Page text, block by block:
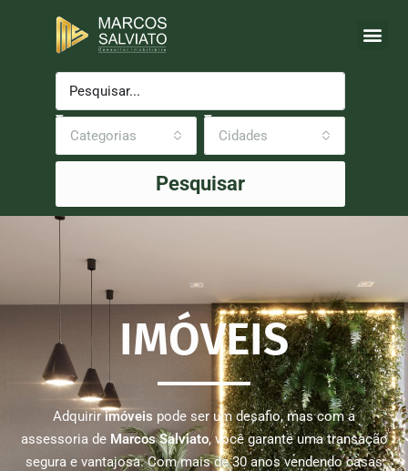
Categorias Cidades
Pesquisar
IMÓVEIS
Adquiririmóveis pode ser um desafio, mas com a
assessoria de Marcos Salviato, você garante uma transação
segura e vantajosa. Com mais de 30 anos vendendo casas